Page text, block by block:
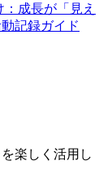
成長が「見え
記録ガイド
楽しく活用し